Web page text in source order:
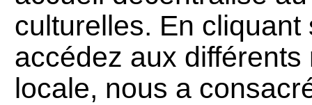
culturelles. En
accédez aux
locale, nous a